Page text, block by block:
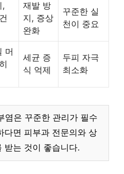
,
재발 방
지, 증상
완화
꾸준한 실
천이 중요
머
세균 증
식 억제
두피 자극
최소화
염은 꾸준한 관리가 필수
다면 피부과 전문의와 상
받는 것이 좋습니다.